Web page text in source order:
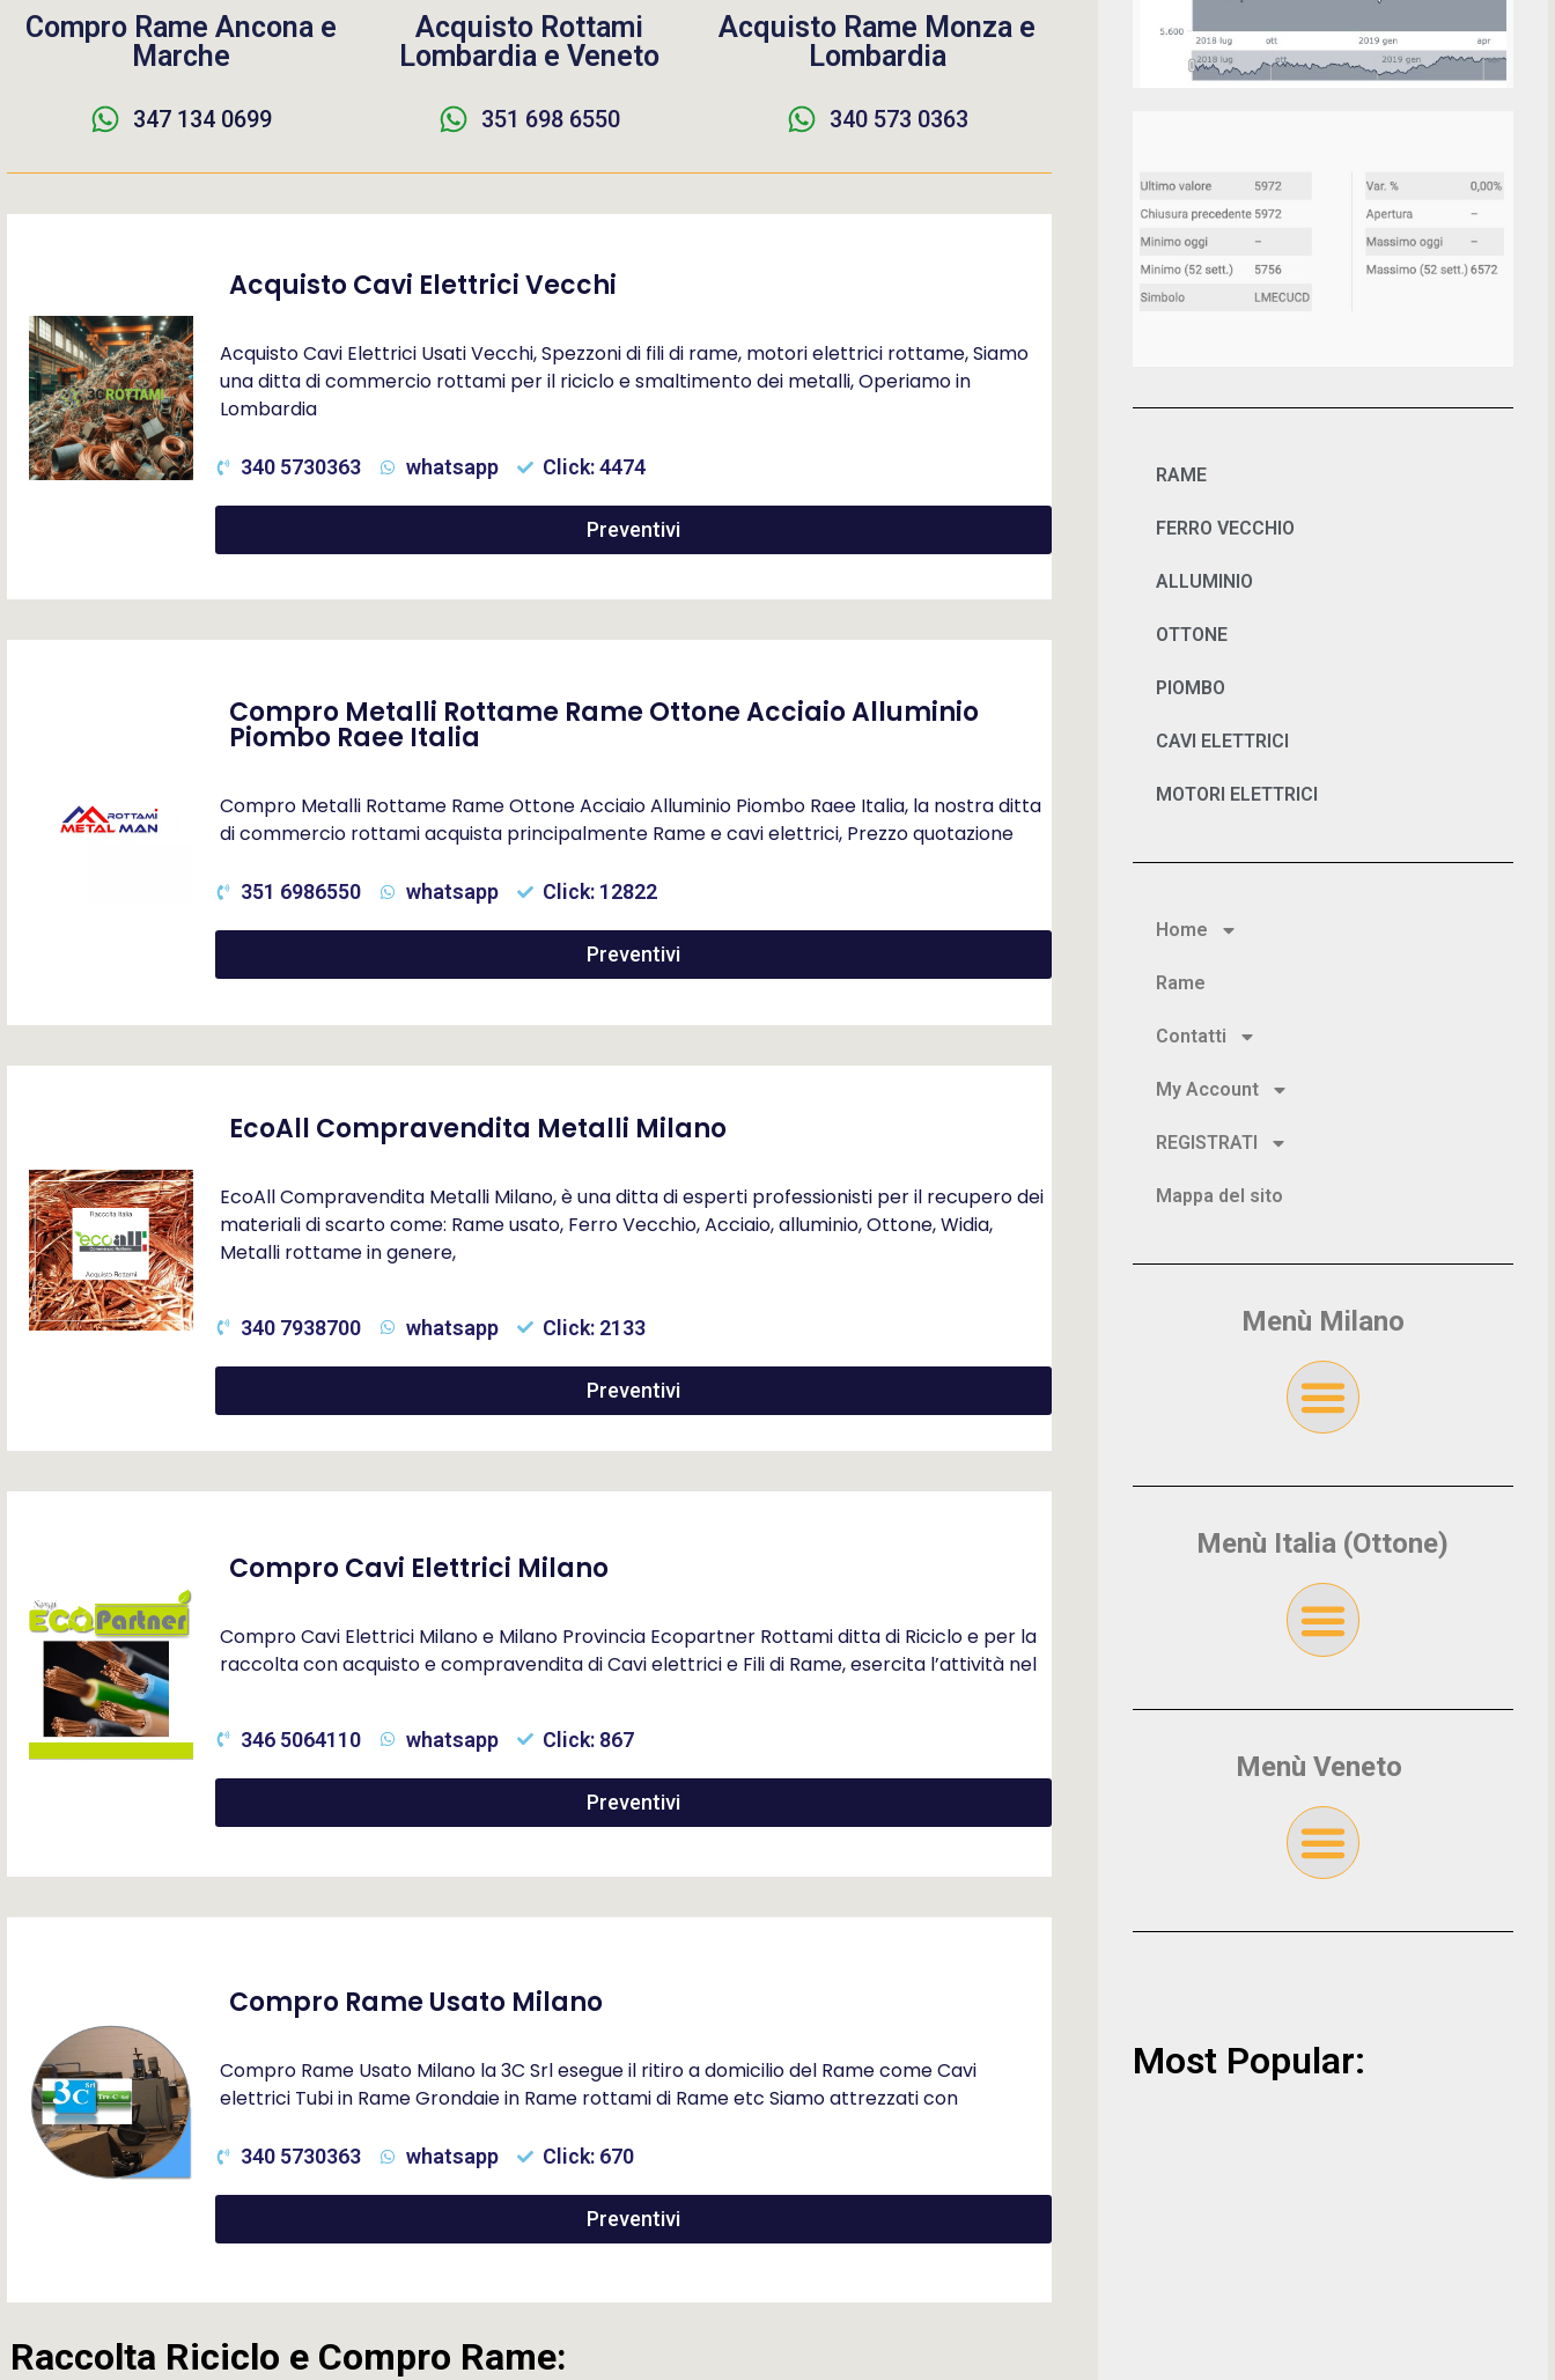
Compro Rame Ancona e
Marche
347 134 0699
Acquisto Rottami
Lombardia e Veneto
351 698 6550
Acquisto Rame Monza e
Lombardia
340 573 0363
Acquisto Cavi Elettrici Vecchi
Acquisto Cavi Elettrici Usati Vecchi, Spezzoni di fili di rame, motori elettrici rottame, Siamo
una ditta di commercio rottami per il riciclo e smaltimento dei metalli, Operiamo in
Lombardia
340 5730363 whatsapp Click: 4474
Preventivi
Compro Metalli Rottame Rame Ottone Acciaio Alluminio
Piombo Raee Italia
Compro Metalli Rottame Rame Ottone Acciaio Alluminio Piombo Raee Italia, la nostra ditta
di commercio rottami acquista principalmente Rame e cavi elettrici, Prezzo quotazione
351 6986550 whatsapp Click: 12822
Preventivi
EcoAll Compravendita Metalli Milano
EcoAll Compravendita Metalli Milano, è una ditta di esperti professionisti per il recupero dei
materiali di scarto come: Rame usato, Ferro Vecchio, Acciaio, alluminio, Ottone, Widia,
Metalli rottame in genere,
340 7938700 whatsapp Click: 2133
Preventivi
Compro Cavi Elettrici Milano
Compro Cavi Elettrici Milano e Milano Provincia Ecopartner Rottami ditta di Riciclo e per la
raccolta con acquisto e compravendita di Cavi elettrici e Fili di Rame, esercita l’attività nel
346 5064110 whatsapp Click: 867
Preventivi
Compro Rame Usato Milano
Compro Rame Usato Milano la 3C Srl esegue il ritiro a domicilio del Rame come Cavi
elettrici Tubi in Rame Grondaie in Rame rottami di Rame etc Siamo attrezzati con
340 5730363 whatsapp Click: 670
Preventivi
Raccolta Riciclo e Compro Rame:
RAME
FERRO VECCHIO
ALLUMINIO
OTTONE
PIOMBO
CAVI ELETTRICI
MOTORI ELETTRICI
Home
Rame
Contatti
My Account
REGISTRATI
Mappa del sito
Menù Milano
Menù Italia (Ottone)
Menù Veneto
Most Popular: